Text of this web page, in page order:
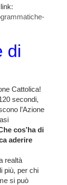
di
Cattolica!
secondi,
l’Azione
cos’ha di
aderire
realtà
più, per chi
si può